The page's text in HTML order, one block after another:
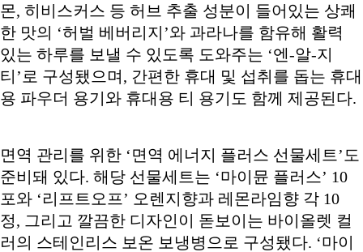
몬, 히비스커스 등 허브 추출 성분이 들어있는 상쾌
한 맛의 ‘허벌 베버리지’와 과라나를 함유해 활력
있는 하루를 보낼 수 있도록 도와주는 ‘엔-알-지
티’로 구성됐으며, 간편한 휴대 및 섭취를 돕는 휴대
용 파우더 용기와 휴대용 티 용기도 함께 제공된다.
면역 관리를 위한 ‘면역 에너지 플러스 선물세트’도
준비돼 있다. 해당 선물세트는 ‘마이뮨 플러스’ 10
포와 ‘리프트오프’ 오렌지향과 레몬라임향 각 10
정, 그리고 깔끔한 디자인이 돋보이는 바이올렛 컬
러의 스테인리스 보온 보냉병으로 구성됐다. ‘마이